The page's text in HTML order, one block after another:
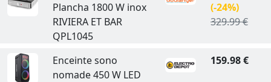
Plancha 1800 W inox
RIVIERA ET BAR
QPL1045
(-24%)
329.99 €
Enceinte sono
nomade 450 W LED
159.98 €